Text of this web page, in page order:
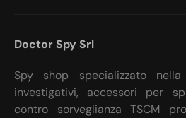
Doctor Spy Srl
Spy shop specializzato
investigativi, accessori per
contro sorveglianza TSCM